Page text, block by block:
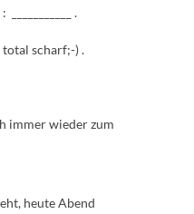
.
total scharf;-) .
immer wieder zum
heute Abend